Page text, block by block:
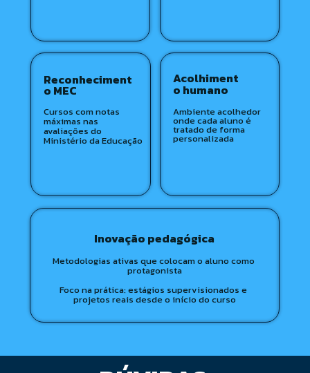
Acolhiment
o humano
Reconheciment
o MEC
Ambiente acolhedor
onde cada aluno é
tratado de forma
personalizada
Cursos com notas
máximas nas
avaliações do
Ministério da Educação
Inovação pedagógica
Metodologias ativas que colocam o aluno como
protagonista
Foco na prática: estágios supervisionados e
projetos reais desde o início do curso